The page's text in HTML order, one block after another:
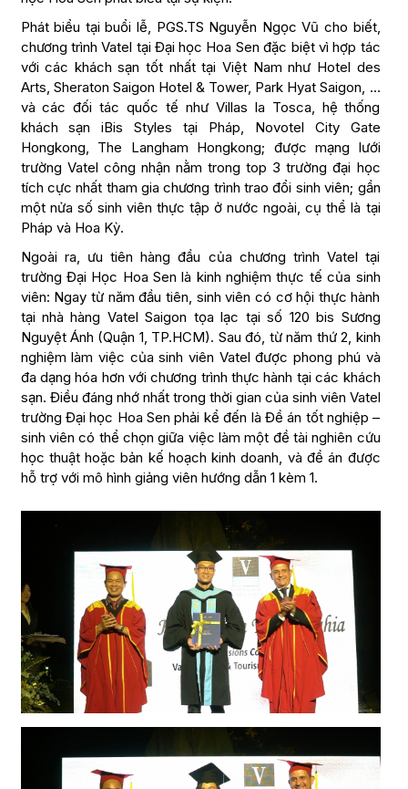
Phát biểu tại buổi lễ, PGS.TS Nguyễn Ngọc Vũ cho biết,
chương trình Vatel tại Đại học Hoa Sen đặc biệt vì hợp tác
với các khách sạn tốt nhất tại Việt Nam như Hotel des
Arts, Sheraton Saigon Hotel & Tower, Park Hyat Saigon, …
và các đối tác quốc tế như Villas la Tosca, hệ thống
khách sạn iBis Styles tại Pháp, Novotel City Gate
Hongkong, The Langham Hongkong; được mạng lưới
trường Vatel công nhận nằm trong top 3 trường đại học
tích cực nhất tham gia chương trình trao đổi sinh viên; gần
một nửa số sinh viên thực tập ở nước ngoài, cụ thể là tại
Pháp và Hoa Kỳ.
Ngoài ra, ưu tiên hàng đầu của chương trình Vatel tại
trường Đại Học Hoa Sen là kinh nghiệm thực tế của sinh
viên: Ngay từ năm đầu tiên, sinh viên có cơ hội thực hành
tại nhà hàng Vatel Saigon tọa lạc tại số 120 bis Sương
Nguyệt Ánh (Quận 1, TP.HCM). Sau đó, từ năm thứ 2, kinh
nghiệm làm việc của sinh viên Vatel được phong phú và
đa dạng hóa hơn với chương trình thực hành tại các khách
sạn. Điều đáng nhớ nhất trong thời gian của sinh viên Vatel
trường Đại học Hoa Sen phải kể đến là Đề án tốt nghiệp –
sinh viên có thể chọn giữa việc làm một đề tài nghiên cứu
học thuật hoặc bản kế hoạch kinh doanh, và đề án được
hỗ trợ với mô hình giảng viên hướng dẫn 1 kèm 1.